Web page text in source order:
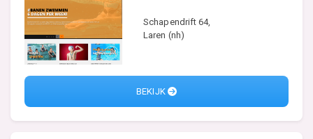
Schapendrift 64,
Laren (nh)
BEKIJK